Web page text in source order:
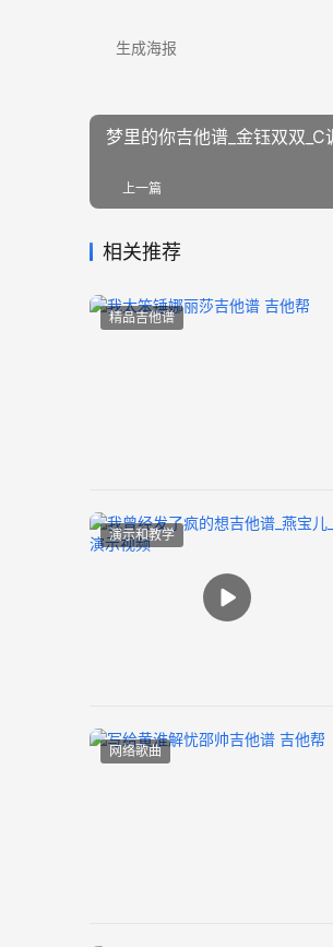
生成海报
梦里的你吉他谱_金钰双双
上一篇
相关推荐
精品吉他谱
演示和教学
网络歌曲